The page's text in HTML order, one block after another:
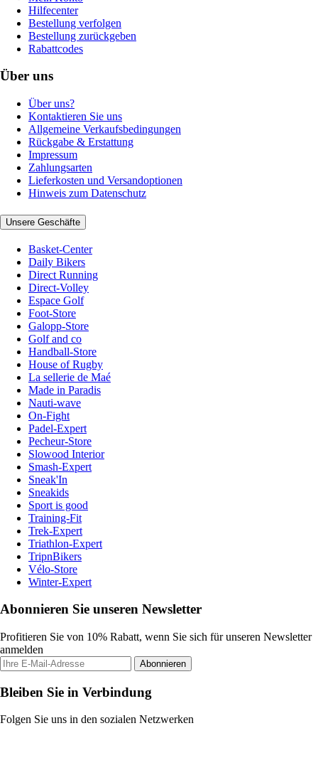
Hilfecenter
Bestellung verfolgen
Bestellung zurückgeben
Rabattcodes
Über uns
Über uns?
Kontaktieren Sie uns
Allgemeine Verkaufsbedingungen
Rückgabe & Erstattung
Impressum
Zahlungsarten
Lieferkosten und Versandoptionen
Hinweis zum Datenschutz
Unsere Geschäfte
Basket-Center
Daily Bikers
Direct Running
Direct-Volley
Espace Golf
Foot-Store
Galopp-Store
Golf and co
Handball-Store
House of Rugby
La sellerie de Maé
Made in Paradis
Nauti-wave
On-Fight
Padel-Expert
Pecheur-Store
Slowood Interior
Smash-Expert
Sneak'In
Sneakids
Sport is good
Training-Fit
Trek-Expert
Triathlon-Expert
TripnBikers
Vélo-Store
Winter-Expert
Abonnieren Sie unseren Newsletter
Profitieren Sie von 10% Rabatt, wenn Sie sich für unseren Newsletter
anmelden
Abonnieren
Bleiben Sie in Verbindung
Folgen Sie uns in den sozialen Netzwerken